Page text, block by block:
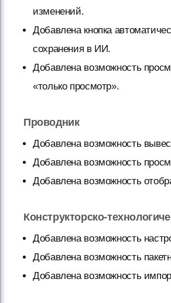
изменений.
Добавлена кнопка
сохранения в ИИ.
Добавлена возможность
«только просмотр».
Проводник
Добавлена возможность
Добавлена возможность
Добавлена возможность
Конструкторско-
Добавлена возможность
Добавлена возможность
Добавлена возможность